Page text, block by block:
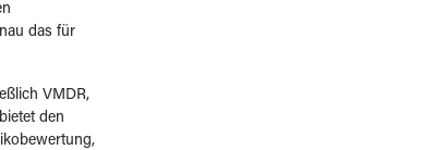
das für
VMDR,
den